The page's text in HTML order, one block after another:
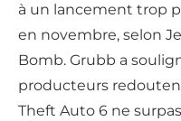
à un lancement trop
en novembre, selon
Bomb. Grubb a
producteurs
Theft Auto 6 ne